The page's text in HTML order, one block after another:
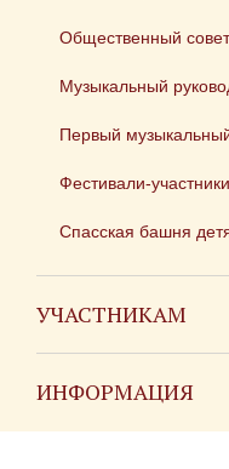
Общественный совет
Музыкальный
Первый
Фестивали-
Спасская башня
УЧАСТНИКАМ
ИНФОРМАЦИЯ